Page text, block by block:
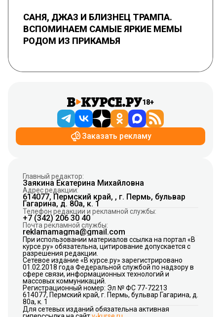
САНЯ, ДЖАЗ И БЛИЗНЕЦ ТРАМПА.
ВСПОМИНАЕМ САМЫЕ ЯРКИЕ МЕМЫ
РОДОМ ИЗ ПРИКАМЬЯ
18+
Заказать рекламу
Главный редактор:
Заякина Екатерина Михайловна
Адрес редакции:
614077, Пермский край, , г. Пермь, бульвар
Гагарина, д. 80а, к. 1
Телефон редакции и рекламной службы:
+7 (342) 206 30 40
Почта рекламной службы:
reklamamagma@gmail.com
При использовании материалов ссылка на портал «В
курсе.ру» обязательна, цитирование допускается с
разрешения редакции.
Сетевое издание «В курсе.ру» зарегистрировано
01.02.2018 года Федеральной службой по надзору в
сфере связи, информационных технологий и
массовых коммуникаций.
Регистрационный номер: Эл № ФС 77-72213
614077, Пермский край, г. Пермь, бульвар Гагарина, д.
80а, к. 1
Для сетевых изданий обязательна активная